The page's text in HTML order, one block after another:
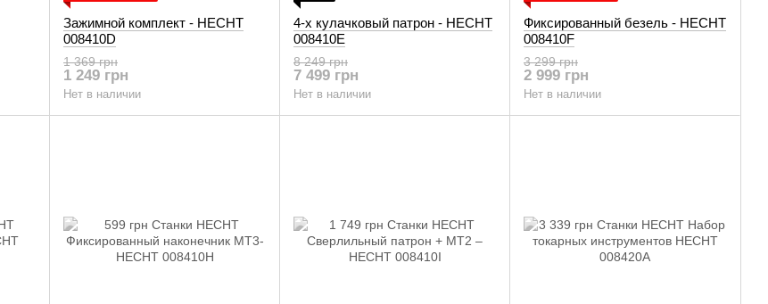
Зажимной комплект - HECHT
008410D
1 369 грн
1 249 грн
Нет в наличии
4-х кулачковый патрон - HECHT
008410E
8 249 грн
7 499 грн
Нет в наличии
Фиксированный безель - HECHT
008410F
3 299 грн
2 999 грн
Нет в наличии